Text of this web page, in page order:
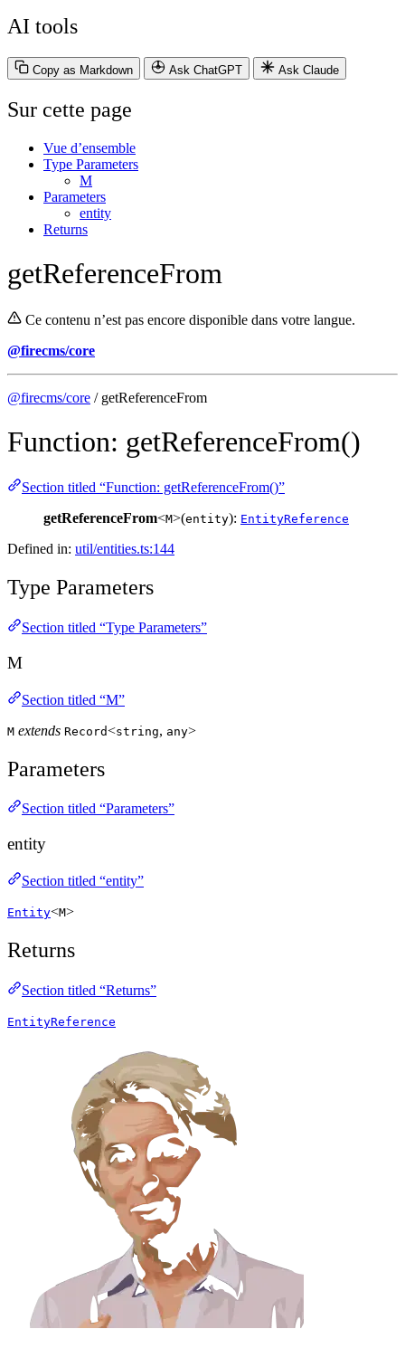
AI tools
Copy as Markdown Ask ChatGPT Ask Claude
Sur cette page
Vue d’ensemble
Type Parameters
M
Parameters
entity
Returns
getReferenceFrom
Ce contenu n’est pas encore disponible dans votre langue.
@firecms/core
@firecms/core / getReferenceFrom
Function: getReferenceFrom()
Section titled “Function: getReferenceFrom()”
getReferenceFrom<M>(entity): EntityReference
Defined in: util/entities.ts:144
Type Parameters
Section titled “Type Parameters”
M
Section titled “M”
M extends Record<string, any>
Parameters
Section titled “Parameters”
entity
Section titled “entity”
Entity<M>
Returns
Section titled “Returns”
EntityReference